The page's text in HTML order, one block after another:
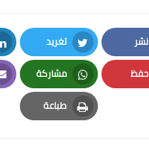
نشر
Facebook
تغريد
Twitter
حفظ
Pinterest
مشاركة
Whatsapp
طباعة
Print